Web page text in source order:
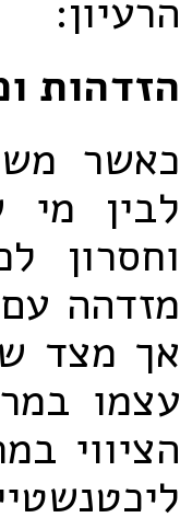
הרעיון:
הזדהות
כאשר
לבין מי
וחסרון
מזדהה
אך מצד
עצמו
הציווי